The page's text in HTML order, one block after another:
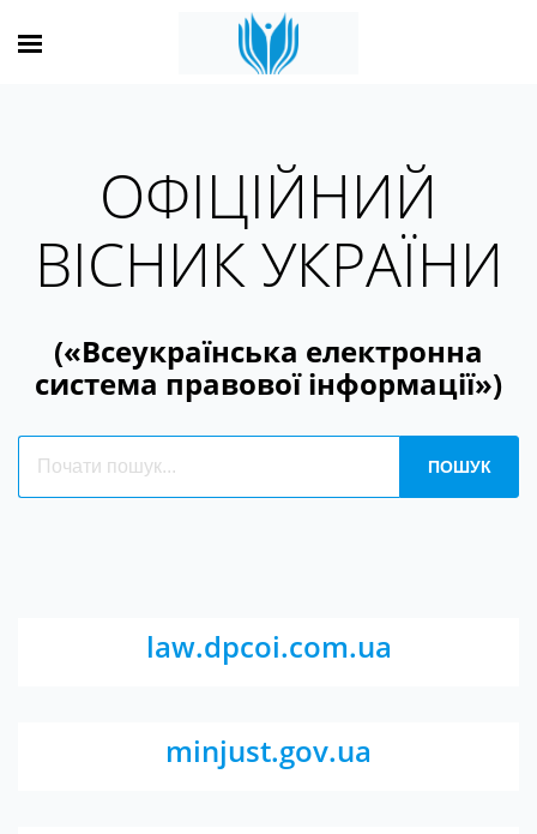
ОФІЦІЙНИЙ
ВІСНИК УКРАЇНИ
(«Всеукраїнська електронна
система правової інформації»)
law.dpcoi.com.ua
minjust.gov.ua